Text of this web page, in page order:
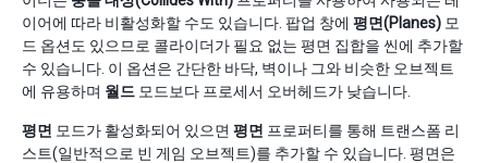
이어에 따라 비활성화할 수도 있습니다. 팝업 창에 평면(Planes) 모
드 옵션도 있으므로 콜라이더가 필요 없는 평면 집합을 씬에 추가할
수 있습니다. 이 옵션은 간단한 바닥, 벽이나 그와 비슷한 오브젝트
에 유용하며 월드 모드보다 프로세서 오버헤드가 낮습니다.
평면 모드가 활성화되어 있으면 평면 프로퍼티를 통해 트랜스폼 리
스트(일반적으로 빈 게임 오브젝트)를 추가할 수 있습니다. 평면은